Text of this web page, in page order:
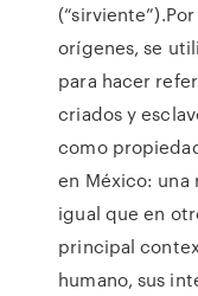
orígenes, se
para hacer
criados y
como
en México: una
igual que en
principal
humano, sus